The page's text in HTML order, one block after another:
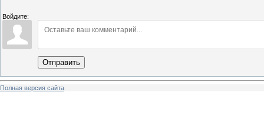
Войдите:
Отправить
Полная версия сайта